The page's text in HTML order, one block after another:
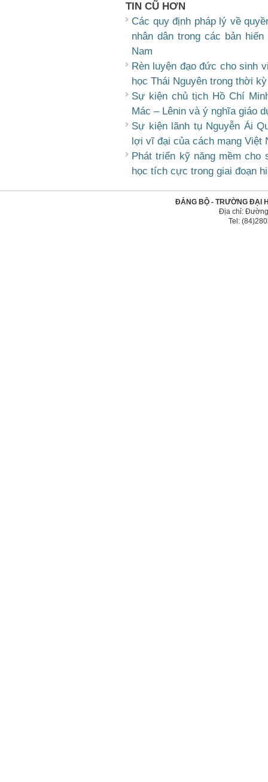
TIN CŨ HƠN
Các quy định pháp lý về
nhân dân trong các bản
Nam
Rèn luyện đạo đức cho sinh
học Thái Nguyên trong thời
Sự kiện chủ tịch Hồ Chí
Mác – Lênin và ý nghĩa giáo
Sự kiện lãnh tụ Nguyễn Ái
lợi vĩ đại của cách mạng Việt
Phát triển kỹ năng mềm cho
học tích cực trong giai đoạn
ĐẢNG BỘ - TRƯỜNG ĐẠI
Địa chỉ:
Tel: